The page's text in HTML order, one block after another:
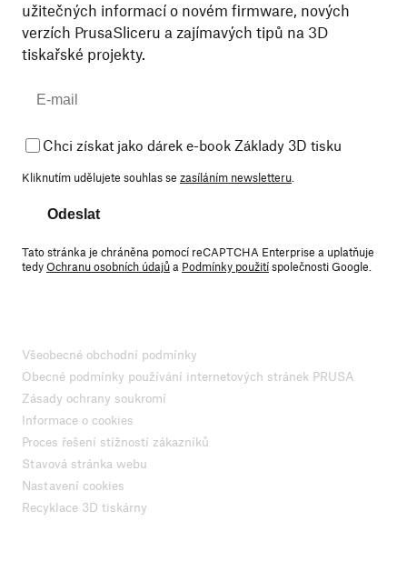
užitečných informací o novém firmware, nových
verzích PrusaSliceru a zajímavých tipů na 3D
tiskařské projekty.
Chci získat jako dárek e-book Základy 3D tisku
Kliknutím udělujete souhlas se zasíláním newsletteru
Odeslat
Tato stránka je chráněna pomocí reCAPTCHA Enterprise a uplatňuje
tedyOchranu osobních údajůa Podmínky použitíspolečnosti Google.
Všeobecné obchodní podmínky
Obecné podmínky používání internetových stránek PRUSA
Zásady ochrany soukromí
Informace o cookies
Proces řešení stížností zákazníků
Stavová stránka webu
Nastavení cookies
Recyklace 3D tiskárny